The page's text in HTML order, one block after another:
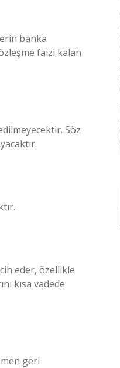
banka
faizi kalan
Söz
eder, özellikle
kısa vadede
geri